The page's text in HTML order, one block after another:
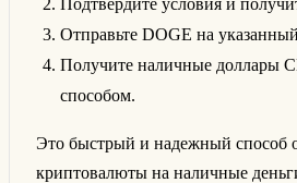
Отправьте DOGE на
Получите наличные доллары
способом.
Это быстрый и надежный способ
криптовалюты на наличные